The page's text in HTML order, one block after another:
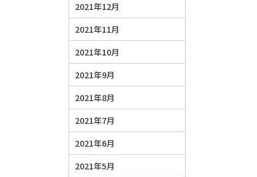
2021年12月
2021年11月
2021年10月
2021年9月
2021年8月
2021年7月
2021年6月
2021年5月